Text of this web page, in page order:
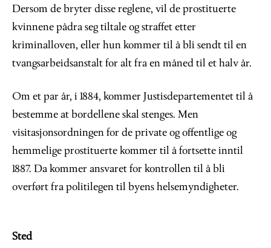
Dersom de bryter disse reglene, vil de prostituerte
kvinnene pådra seg tiltale og straffet etter
kriminalloven, eller hun kommer til å bli sendt til en
tvangsarbeidsanstalt for alt fra en måned til et halv år.
Om et par år, i 1884, kommer Justisdepartementet til å
bestemme at bordellene skal stenges. Men
visitasjonsordningen for de private og offentlige og
hemmelige prostituerte kommer til å fortsette inntil
1887. Da kommer ansvaret for kontrollen til å bli
overført fra politilegen til byens helsemyndigheter.
Sted